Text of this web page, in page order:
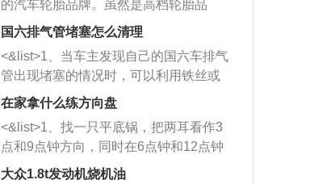
的汽车轮胎品牌。虽然是高档轮胎品
牌，但是中高低端的轮胎都有生产，这
也是为了更好的开拓市场。
国六排气管堵塞怎么清理
<&list>1、当车主发现自己的国六车排气
管出现堵塞的情况时，可以利用铁丝或
者是细棍，直接将杂物给取出来，如果
堵塞情况比较严重，也可以采取应急措
施。 <&list>2、直接利用木棍将所有的
杂物推到排气管里面的位置处，然后将
三元催化器拆解开，就可以将堵塞的东
在家拿什么练方向盘
<&list>1、找一只平底锅，把两耳看作3
点和9点钟方向，同时在6点钟和12点钟
方向做一个标记。 <&list>2、双手握住
大众1.8t发动机烧机油